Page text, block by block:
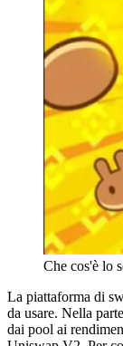
Che cos'è lo
La piattaforma di
da usare. Nella
dai pool ai